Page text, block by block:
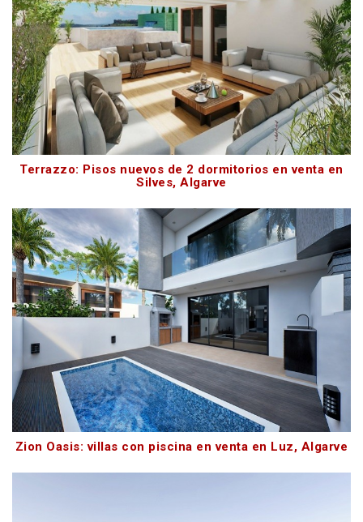
Terrazzo: Pisos nuevos de 2 dormitorios en venta en
Silves, Algarve
Zion Oasis: villas con piscina en venta en Luz, Algarve